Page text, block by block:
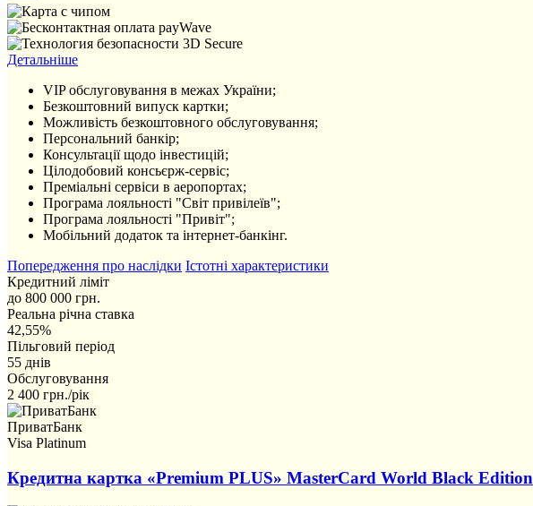
Детальніше
VIP обслуговування в межах України;
Безкоштовний випуск картки;
Можливість безкоштовного обслуговування;
Персональний банкір;
Консультації щодо інвестицій;
Цілодобовий консьєрж-сервіс;
Преміальні сервіси в аеропортах;
Програма лояльності "Світ привілеїв";
Програма лояльності "Привіт";
Мобільний додаток та інтернет-банкінг.
Попередження про наслідки Істотні характеристики
Кредитний ліміт
до 800 000 грн.
Реальна річна ставка
42,55%
Пільговий період
55 днів
Обслуговування
2 400 грн./рік
ПриватБанк
Visa Platinum
Кредитна картка «Premium PLUS» MasterCard World Black Edition